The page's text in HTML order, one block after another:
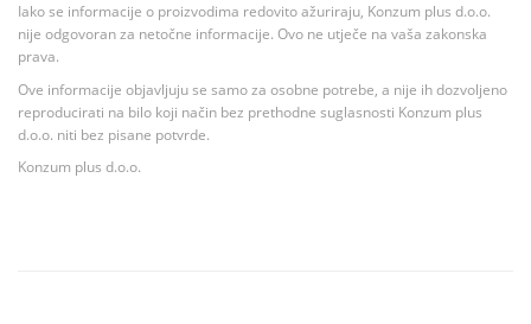
Iako se informacije o proizvodima redovito ažuriraju, Konzum plus d.o.o.
nije odgovoran za netočne informacije. Ovo ne utječe na vaša zakonska
prava.
Ove informacije objavljuju se samo za osobne potrebe, a nije ih dozvoljeno
reproducirati na bilo koji način bez prethodne suglasnosti Konzum plus
d.o.o. niti bez pisane potvrde.
Konzum plus d.o.o.